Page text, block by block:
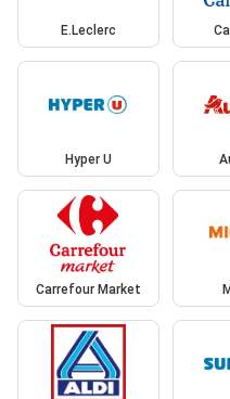
E.Leclerc
Hyper U
Carrefour Market